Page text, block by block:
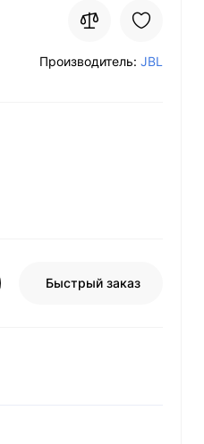
Производитель: JBL
Быстрый заказ